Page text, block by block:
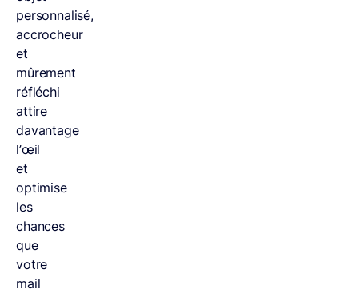
personnalisé,
accrocheur
et
mûrement
réfléchi
attire
davantage
l’œil
et
optimise
les
chances
que
votre
mail